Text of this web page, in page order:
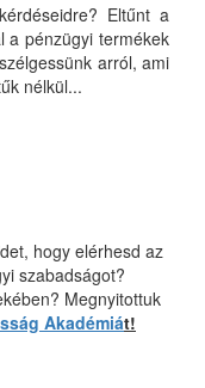
Eltűnt a
a pénzügyi termékek
arról, ami
nélkül...
hogy elérhesd az
szabadságot?
Megnyitottuk
Akadémiát!